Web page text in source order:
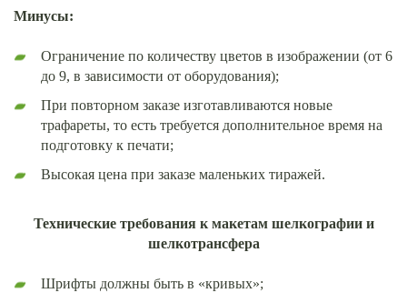
Минусы:
Ограничение по количеству цветов в изображении (от 6
до 9, в зависимости от оборудования);
При повторном заказе изготавливаются новые
трафареты, то есть требуется дополнительное время на
подготовку к печати;
Высокая цена при заказе маленьких тиражей.
Технические требования к макетам шелкографии и
шелкотрансфера
Шрифты должны быть в «кривых»;